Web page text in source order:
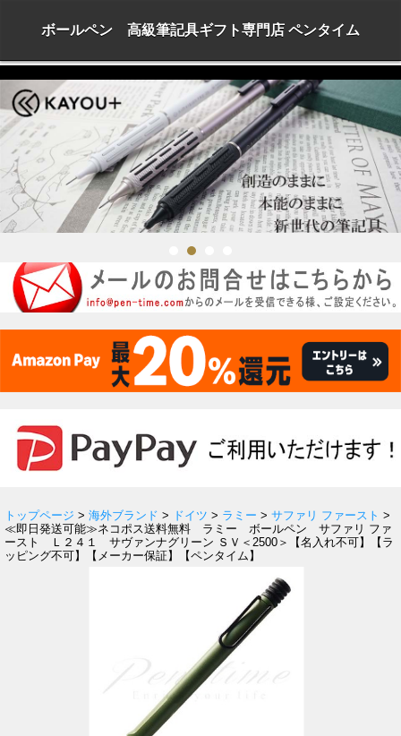
ボールペン 高級筆記具ギフト専門店 ペンタイム
トップページ > 海外ブランド > ドイツ > ラミー > サファリ ファースト >
≪即日発送可能≫ネコポス送料無料 ラミー ボールペン サファリ ファ
ースト Ｌ２４１ サヴァンナグリーン ＳＶ＜2500＞【名入れ不可】【ラ
ッピング不可】【メーカー保証】【ペンタイム】